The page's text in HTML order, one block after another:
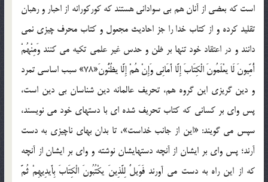
است که بعضي از آنان هم بي سواداني هستند که کورکورانه از احبار و رهبان
تقليد کرده و از کتاب خدا را جز احاديث مجعول و کتاب محرف چيزي نمي
دانند و در اعتقاد خود تنها بر ظن و حدس غير علمي تکيه مي کنند وَمِنْهُمْ
أُمِّيونَ لَا يعْلَمُونَ الْكِتَابَ إِلَّا أَمَانِي وَإِنْ هُمْ إِلَّا يظُنُّونَ«78» سبب اساسي تمرد
و دين گريزي اين گروه هم، تحريف عالمانه دين شناسان بي دين است،
پس واي بر کساني که کتاب تحريف شده اي با دستهاي خود مي نويسند،
سپس مي گويند: «اين از جانب خداست»، تا بدان بهاي ناچيزي به دست
آرند؛ پس واي بر ايشان از آنچه دستهايشان نوشته و واي بر ايشان از آنچه
که از اين راه به دست مي آورند فَوَيلٌ لِلَّذِينَ يكْتُبُونَ الْكِتَابَ بِأَيدِيهِمْ ثُمَّ